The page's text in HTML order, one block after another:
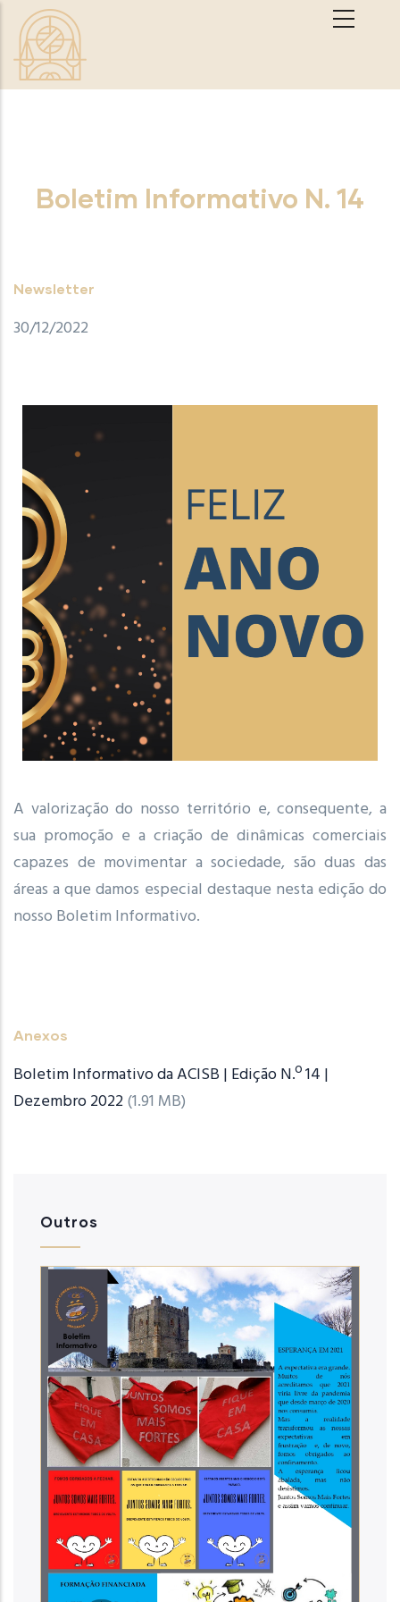
Passar para o conteúdo principal
Boletim Informativo N. 14
Newsletter
30/12/2022
A valorização do nosso território e, consequente, a
sua promoção e a criação de dinâmicas comerciais
capazes de movimentar a sociedade, são duas das
áreas a que damos especial destaque nesta edição do
nosso Boletim Informativo.
Anexos
Boletim Informativo da ACISB | Edição N.º 14 |
Dezembro 2022(1.91 MB)
Outros